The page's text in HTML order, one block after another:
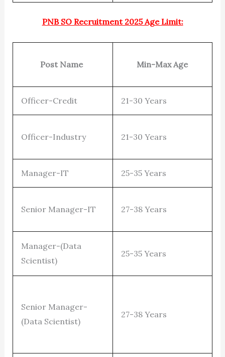
PNB SO Recruitment 2025 Age Limit:
Post Name Min-Max Age
Officer-Credit 21-30 Years
Officer-Industry 21-30 Years
Manager-IT 25-35 Years
Senior Manager-IT 27-38 Years
Manager-(Data
Scientist)
25-35 Years
Senior Manager-
(Data Scientist)
27-38 Years